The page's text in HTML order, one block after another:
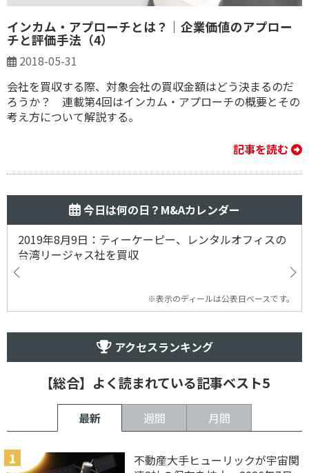
インカム・アプローチとは？｜企業価値のアプロー
チと評価手法（4）
2018-05-31
会社を買収する際、対象会社の買収金額はどう決まるのだ
ろうか？ 連載第4回はインカム・アプローチの概要とその
考え方について解説する。
記事を読む
今日は何の日？M&Aカレンダー
2019年8月9日：ティーケーピー、レンタルオフィスの
台湾リージャス社を買収
※表示のディールは公表日ベースです。
アクセスランキング
【総合】よく読まれている記事ベスト5
最新 週間 月間
不動産大手ヒューリックが宇宙関